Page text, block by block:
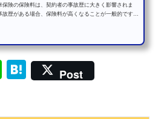
保険の保険料は、契約者の事故歴に大きく影響されま
故歴がある場合、保険料が高くなることが一般的です
LineHatena
Post